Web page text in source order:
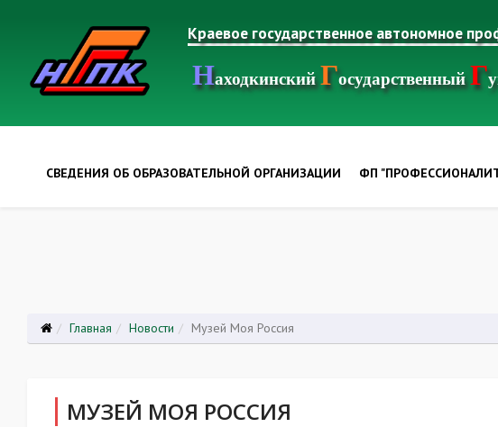
Краевое государственное автономное
НаходкинскийГосударственныйГ
СВЕДЕНИЯ ОБ ОБРАЗОВАТЕЛЬНОЙ ОРГАНИЗАЦИИ ФП
Главная Новости Музей Моя Россия
МУЗЕЙ МОЯ РОССИЯ